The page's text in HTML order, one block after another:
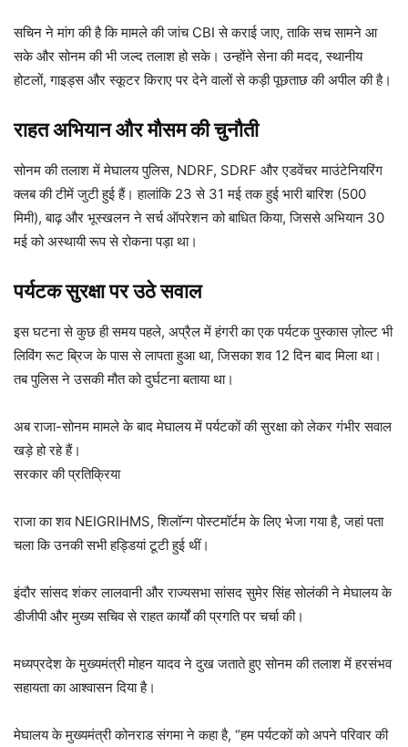
सचिन ने मांग की है कि मामले की जांच CBI से कराई जाए, ताकि सच सामने आ
सके और सोनम की भी जल्द तलाश हो सके। उन्होंने सेना की मदद, स्थानीय
होटलों, गाइड्स और स्कूटर किराए पर देने वालों से कड़ी पूछताछ की अपील की है।
राहत अभियान और मौसम की चुनौती
सोनम की तलाश में मेघालय पुलिस, NDRF, SDRF और एडवेंचर माउंटेनियरिंग
क्लब की टीमें जुटी हुई हैं। हालांकि 23 से 31 मई तक हुई भारी बारिश (500
मिमी), बाढ़ और भूस्खलन ने सर्च ऑपरेशन को बाधित किया, जिससे अभियान 30
मई को अस्थायी रूप से रोकना पड़ा था।
पर्यटक सुरक्षा पर उठे सवाल
इस घटना से कुछ ही समय पहले, अप्रैल में हंगरी का एक पर्यटक पुस्कास ज़ोल्ट भी
लिविंग रूट ब्रिज के पास से लापता हुआ था, जिसका शव 12 दिन बाद मिला था।
तब पुलिस ने उसकी मौत को दुर्घटना बताया था।
अब राजा-सोनम मामले के बाद मेघालय में पर्यटकों की सुरक्षा को लेकर गंभीर सवाल
खड़े हो रहे हैं।
सरकार की प्रतिक्रिया
राजा का शव NEIGRIHMS, शिलॉन्ग पोस्टमॉर्टम के लिए भेजा गया है, जहां पता
चला कि उनकी सभी हड्डियां टूटी हुई थीं।
इंदौर सांसद शंकर लालवानी और राज्यसभा सांसद सुमेर सिंह सोलंकी ने मेघालय के
डीजीपी और मुख्य सचिव से राहत कार्यों की प्रगति पर चर्चा की।
मध्यप्रदेश के मुख्यमंत्री मोहन यादव ने दुख जताते हुए सोनम की तलाश में हरसंभव
सहायता का आश्वासन दिया है।
मेघालय के मुख्यमंत्री कोनराड संगमा ने कहा है, “हम पर्यटकों को अपने परिवार की